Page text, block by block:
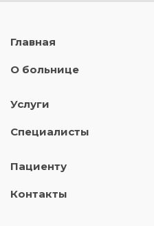
Главная
О больнице
Услуги
Специалисты
Пациенту
Контакты